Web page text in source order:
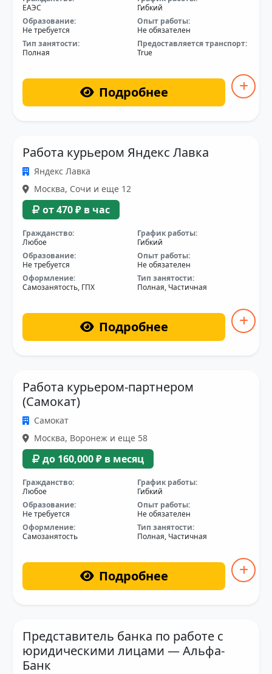
ЕАЭС
Гибкий
Образование:
Не требуется
Опыт работы:
Не обязателен
Тип занятости:
Полная
Предоставляется транспорт:
True
Подробнее
Работа курьером Яндекс Лавка
Яндекс Лавка
Москва, Сочи и еще 12
от 470 ₽ в час
Гражданство:
Любое
График работы:
Гибкий
Образование:
Не требуется
Опыт работы:
Не обязателен
Оформление:
Самозанятость, ГПХ
Тип занятости:
Полная, Частичная
Подробнее
Работа курьером-партнером
(Самокат)
Самокат
Москва, Воронеж и еще 58
до 160,000 ₽ в месяц
Гражданство:
Любое
График работы:
Гибкий
Образование:
Не требуется
Опыт работы:
Не обязателен
Оформление:
Самозанятость
Тип занятости:
Полная, Частичная
Подробнее
Представитель банка по работе с
юридическими лицами — Альфа-
Банк